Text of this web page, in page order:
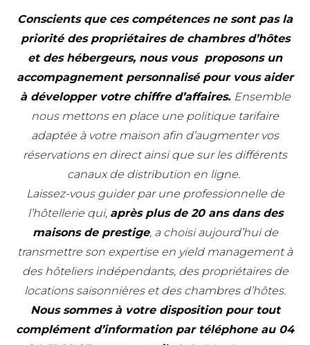
Conscients que ces compétences ne sont pas la
priorité des propriétaires de chambres d’hôtes
et des hébergeurs, nous vous proposons un
accompagnement personnalisé pour vous aider
à développer votre chiffre d’affaires. Ensemble
nous mettons en place une politique tarifaire
adaptée à votre maison afin d’augmenter vos
réservations en direct ainsi que sur les différents
canaux de distribution en ligne.
Laissez-vous guider par une professionnelle de
l’hôtellerie qui, après plus de 20 ans dans des
maisons de prestige, a choisi aujourd’hui de
transmettre son expertise en yield management à
des hôteliers indépendants, des propriétaires de
locations saisonnières et des chambres d’hôtes.
Nous sommes à votre disposition pour tout
complément d’information par téléphone au 04